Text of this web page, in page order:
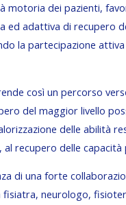
motoria dei pazienti,
ed adattiva di recupero
la partecipazione
così un percorso
del maggior livello
delle abilità
al recupero delle capacità
di una forte
neurologo,